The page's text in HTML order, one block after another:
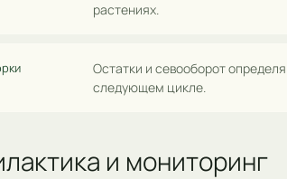
растениях.
Остатки и севооборот
следующем цикле.
и мониторинг